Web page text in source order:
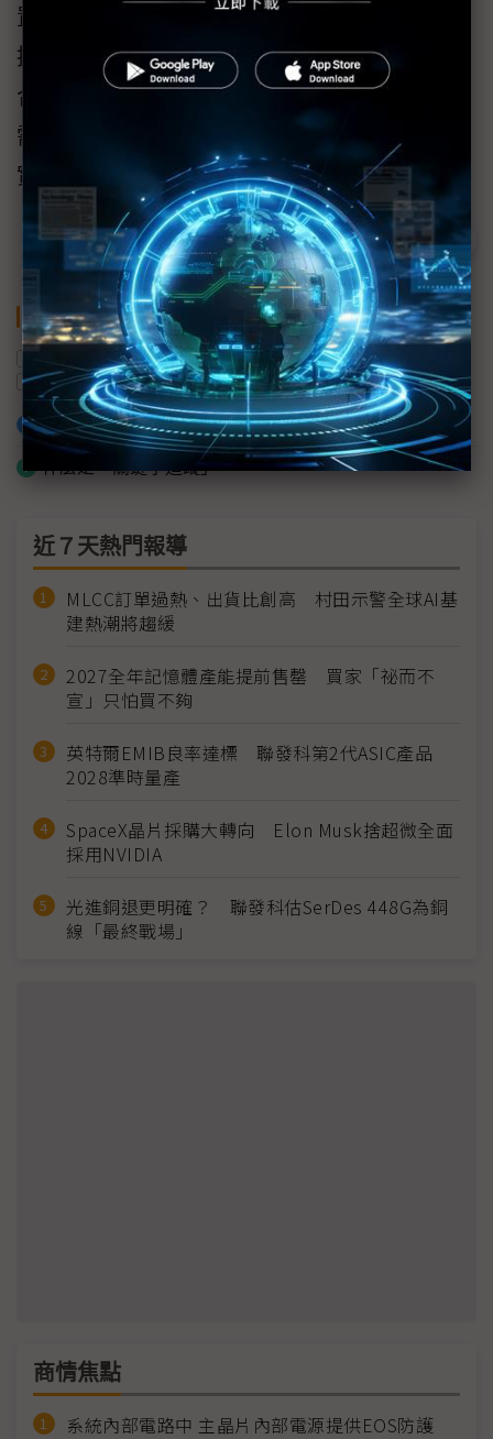
置端生成式AI功能、即時感測器連線與工業級
擴充能力，EdgeComp MS-NAT5000為系統整
合商與AI開發者提供建構智慧邊緣解決方案所
需的穩固基礎，讓AI從資料分析進一步延伸至
實際行動。
關鍵字
感測器 AI 主機板
映泰
加入已選取到「關鍵字追蹤」
什麼是「關鍵字追蹤」
近７天熱門報導
MLCC訂單過熱、出貨比創高 村田示警全球AI基
建熱潮將趨緩
2027全年記憶體產能提前售罄 買家「祕而不
宣」只怕買不夠
英特爾EMIB良率達標 聯發科第2代ASIC產品
2028準時量產
SpaceX晶片採購大轉向 Elon Musk捨超微全面
採用NVIDIA
光進銅退更明確？ 聯發科估SerDes 448G為銅
線「最終戰場」
商情焦點
系統內部電路中 主晶片內部電源提供EOS防護